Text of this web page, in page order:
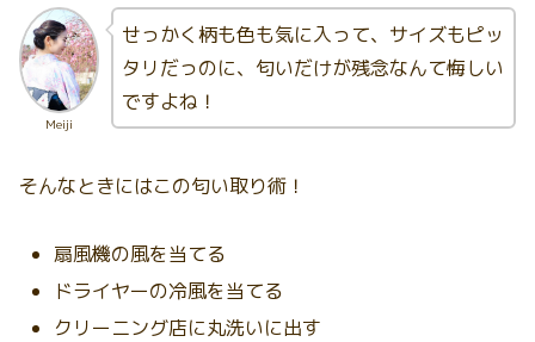
Meiji
せっかく柄も色も気に入って、サイズもピッ
タリだっのに、匂いだけが残念なんて悔しい
ですよね！
そんなときにはこの匂い取り術！
扇風機の風を当てる
ドライヤーの冷風を当てる
クリーニング店に丸洗いに出す